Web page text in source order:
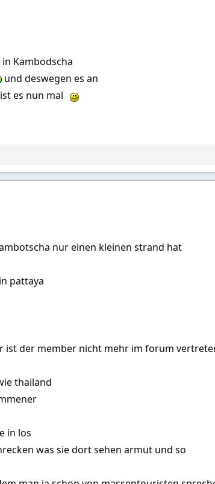
Kambodscha
und deswegen es an
es nun mal
nur einen kleinen strand hat
pattaya
ist der member nicht mehr im forum
thailand
in los
was sie dort sehen armut und so